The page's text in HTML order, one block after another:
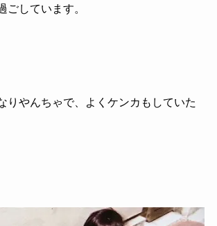
ごしています。
りやんちゃで、よくケンカもしていた